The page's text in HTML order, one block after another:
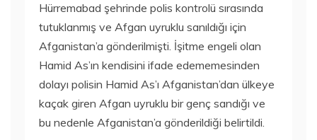
Hürremabad şehrinde polis kontrolü sırasında
tutuklanmış ve Afgan uyruklu sanıldığı için
Afganistan’a gönderilmişti. İşitme engeli olan
Hamid As’ın kendisini ifade edememesinden
dolayı polisin Hamid As’ı Afganistan’dan ülkeye
kaçak giren Afgan uyruklu bir genç sandığı ve
bu nedenle Afganistan’a gönderildiği belirtildi.